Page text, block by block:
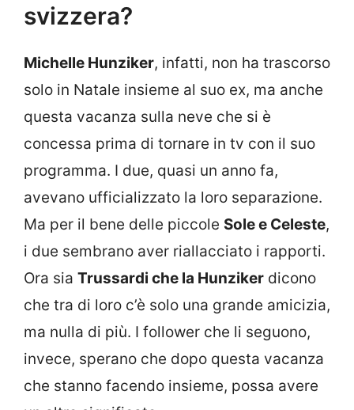
svizzera?
Michelle Hunziker, infatti, non ha trascorso
solo in Natale insieme al suo ex, ma anche
questa vacanza sulla neve che si è
concessa prima di tornare in tv con il suo
programma. I due, quasi un anno fa,
avevano ufficializzato la loro separazione.
Ma per il bene delle piccole Sole e Celeste,
i due sembrano aver riallacciato i rapporti.
Ora sia Trussardi che la Hunziker dicono
che tra di loro c’è solo una grande amicizia,
ma nulla di più. I follower che li seguono,
invece, sperano che dopo questa vacanza
che stanno facendo insieme, possa avere